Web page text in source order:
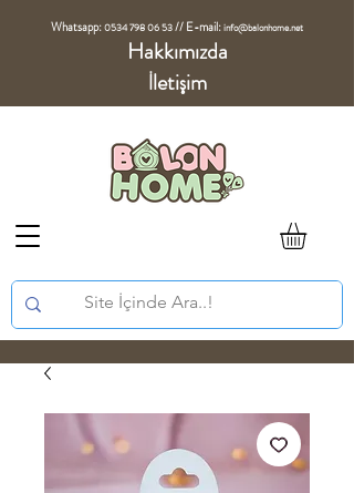
Whatsapp:0534 798 06 53//E-mail:info@balonhome.net
Hakkımızda
İletişim